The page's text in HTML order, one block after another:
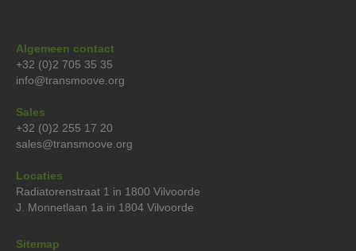
Algemeen contact
+32 (0)2 705 35 35
info@transmoove.org
Sales
+32 (0)2 255 17 20
sales@transmoove.org
Locaties
Radiatorenstraat 1 in 1800 Vilvoorde
J. Monnetlaan 1a in 1804 Vilvoorde
Sitemap